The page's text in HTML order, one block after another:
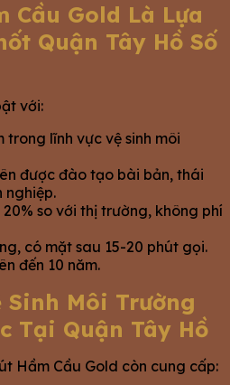
Cầu Gold Là Lựa
Quận Tây Hồ Số
với:
trong lĩnh vực vệ sinh môi
được đào tạo bài bản, thái
nghiệp.
so với thị trường, không phí
có mặt sau 15-20 phút gọi.
đến 10 năm.
Sinh Môi Trường
Tại Quận Tây Hồ
Hầm Cầu Gold còn cung cấp: